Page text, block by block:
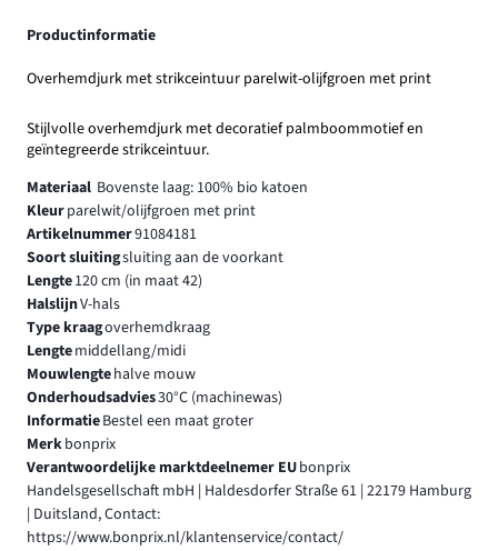
Productinformatie
Overhemdjurk met strikceintuur parelwit-olijfgroen met print
Stijlvolle overhemdjurk met decoratief palmboommotief en
geïntegreerde strikceintuur.
Materiaal Bovenste laag: 100% bio katoen
Kleurparelwit/olijfgroen met print
Artikelnummer91084181
Soort sluitingsluiting aan de voorkant
Lengte120 cm (in maat 42)
HalslijnV-hals
Type kraagoverhemdkraag
Lengtemiddellang/midi
Mouwlengtehalve mouw
Onderhoudsadvies30°C (machinewas)
InformatieBestel een maat groter
Merkbonprix
Verantwoordelijke marktdeelnemer EUbonprix
Handelsgesellschaft mbH | Haldesdorfer Straße 61 | 22179 Hamburg
| Duitsland, Contact:
https://www.bonprix.nl/klantenservice/contact/